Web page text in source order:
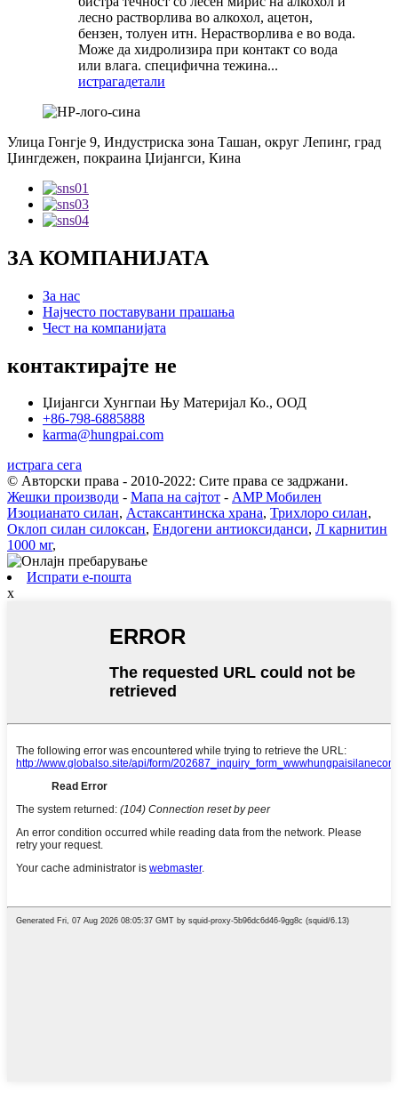
лесно растворлива во алкохол, ацетон,
бензен, толуен итн. Нерастворлива е во вода.
Може да хидролизира при контакт со вода
или влага. специфична тежина...
истрагадетали
Улица Гонгје 9, Индустриска зона Ташан, округ Лепинг, град
Џингдежен, покраина Џијангси, Кина
ЗА КОМПАНИЈАТА
За нас
Најчесто поставувани прашања
Чест на компанијата
контактирајте не
Џијангси Хунгпаи Њу Материјал Ко., ООД
+86-798-6885888
karma@hungpai.com
истрага сега
© Авторски права - 2010-2022: Сите права се задржани.
Жешки производи - Мапа на сајтот - AMP Мобилен
Изоцианато силан, Астаксантинска храна, Трихлоро силан,
Оклоп силан силоксан, Ендогени антиоксиданси, Л карнитин
1000 мг,
Испрати е-пошта
x